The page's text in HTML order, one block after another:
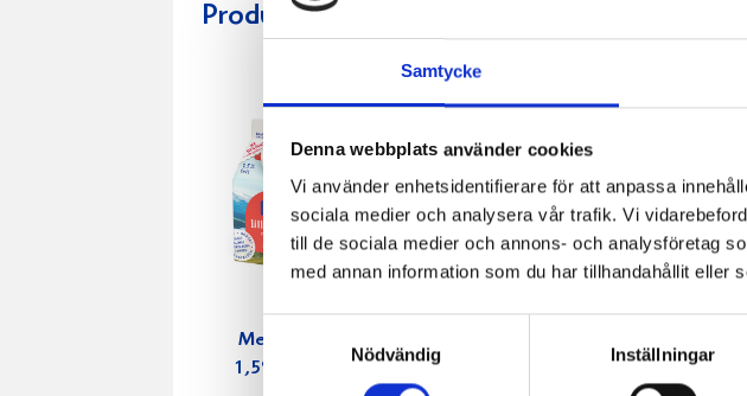
Samtycke
Denna webbplats använder cookies
Vi använder enhetsidentifierare för att anpassa
sociala medier och analysera vår trafik. Vi
till de sociala medier och annons- och analysföretag
med annan information som du har tillhandahållit eller
Nödvändig
Inställningar
Produkter i receptet:
Mellanmjölk
1,5% laktosfri
1000g